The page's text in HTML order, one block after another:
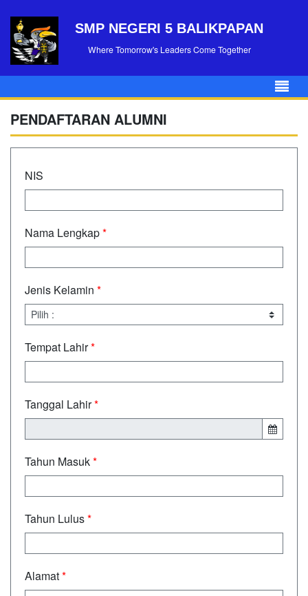
SMP NEGERI 5 BALIKPAPAN
Where Tomorrow's Leaders Come Together
PENDAFTARAN ALUMNI
NIS
Nama Lengkap*
Jenis Kelamin *
Tempat Lahir*
Tanggal Lahir*
Tahun Masuk*
Tahun Lulus*
Alamat*